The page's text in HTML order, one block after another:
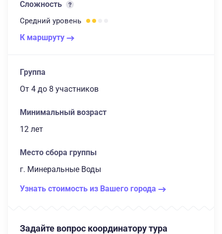
Сложность
Средний уровень
К маршруту
Группа
От 4 до 8 участников
Минимальный возраст
12 лет
Место сбора группы
г. Минеральные Воды
Узнать стоимость из Вашего города
Задайте вопрос координатору тура